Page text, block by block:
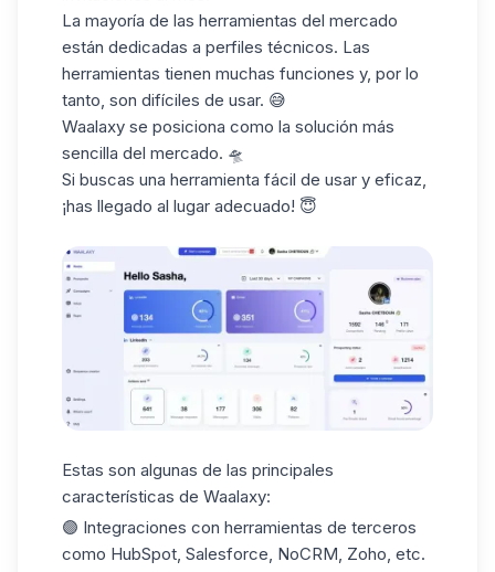
La mayoría de las herramientas del mercado
están dedicadas a perfiles técnicos. Las
herramientas tienen muchas funciones y, por lo
tanto, son difíciles de usar. 😅
Waalaxy se posiciona como la solución más
sencilla del mercado. 🛸
Si buscas una herramienta fácil de usar y eficaz,
¡has llegado al lugar adecuado! 😇
Estas son algunas de las principales
características de Waalaxy:
🟣 Integraciones con herramientas de terceros
como HubSpot, Salesforce, NoCRM, Zoho, etc.